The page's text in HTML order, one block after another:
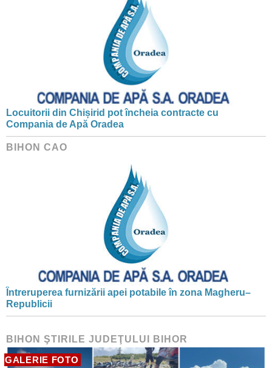
Locuitorii din Chișirid pot încheia contracte cu
Compania de Apă Oradea
BIHON CAO
Întreruperea furnizării apei potabile în zona Magheru–
Republicii
BIHON ŞTIRILE JUDEŢULUI BIHOR
GALERIE FOTO